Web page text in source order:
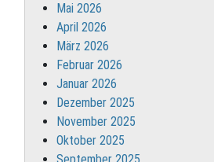
Mai 2026
April 2026
März 2026
Februar 2026
Januar 2026
Dezember 2025
November 2025
Oktober 2025